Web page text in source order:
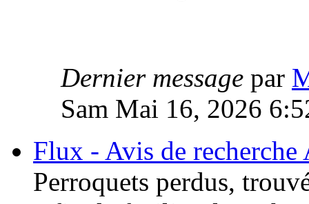
Dernier message par
Sam Mai 16, 2026
Flux - Avis de recherche
Perroquets perdus,